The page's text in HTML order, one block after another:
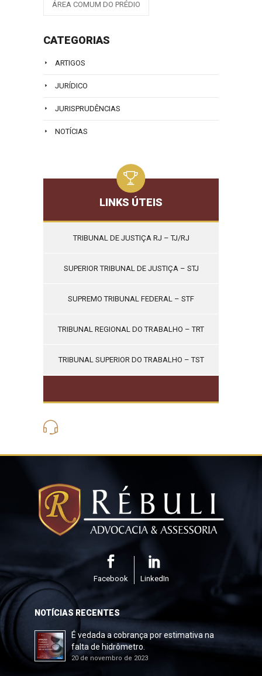
ÁREA COMUM DO PRÉDIO
CATEGORIAS
ARTIGOS
JURÍDICO
JURISPRUDÊNCIAS
NOTÍCIAS
LINKS ÚTEIS
TRIBUNAL DE JUSTIÇA RJ – TJ/RJ
SUPERIOR TRIBUNAL DE JUSTIÇA – STJ
SUPREMO TRIBUNAL FEDERAL – STF
TRIBUNAL REGIONAL DO TRABALHO – TRT
TRIBUNAL SUPERIOR DO TRABALHO – TST
Facebook LinkedIn
NOTÍCIAS RECENTES
É vedada a cobrança por estimativa na
falta de hidrômetro.
20 de novembro de 2023